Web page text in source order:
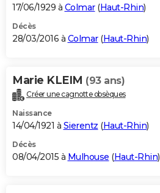
17/06/1929 à Colmar(Haut-Rhin)
Décès
28/03/2016 à Colmar(Haut-Rhin)
Marie KLEIM (93 ans)
Créer une cagnotte obsèques
Naissance
14/04/1921 à Sierentz (Haut-Rhin)
Décès
08/04/2015 à Mulhouse (Haut-Rhin)